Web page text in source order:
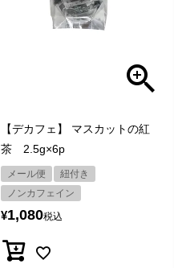
【デカフェ】 マスカットの紅
茶 2.5g×6p
メール便
紐付き
ノンカフェイン
¥1,080税込